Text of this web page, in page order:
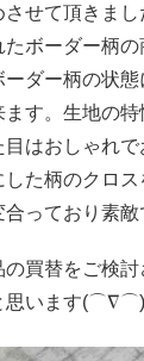
せて頂きま
ボーダー柄の
ダー柄の状
す。生地の
はおしゃれで
た柄のクロ
っており素敵
買替をご検
思います(⌒∇⌒)